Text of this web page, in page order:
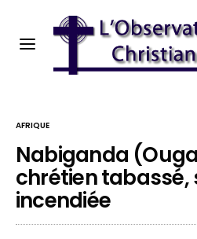
AFRIQUE
Nabiganda
chrétien tabassé,
incendiée